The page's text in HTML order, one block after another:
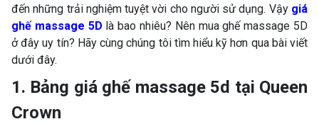
đến những trải nghiệm tuyệt vời cho người sử dụng. Vậy giá
ghế massage 5D là bao nhiêu? Nên mua ghế massage 5D
ở đây uy tín? Hãy cùng chúng tôi tìm hiểu kỹ hơn qua bài viết
dưới đây.
1. Bảng giá ghế massage 5d tại Queen
Crown